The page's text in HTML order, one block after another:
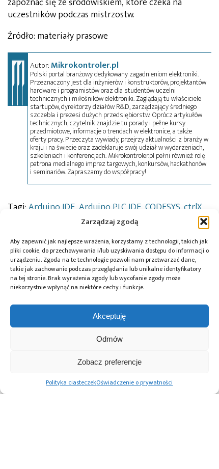
Zarządzaj zgodą
Aby zapewnić jak najlepsze wrażenia, korzystamy z technologii, takich jak
pliki cookie, do przechowywania i/lub uzyskiwania dostępu do informacji o
urządzeniu. Zgoda na te technologie pozwoli nam przetwarzać dane,
takie jak zachowanie podczas przeglądania lub unikalne identyfikatory
na tej stronie. Brak wyrażenia zgody lub wycofanie zgody może
niekorzystnie wpłynąć na niektóre cechy i funkcje.
Akceptuję
Odmów
Zobacz preferencje
Polityka ciasteczekOświadczenie o prywatności
uczestników podczas mistrzostw.
Źródło: materiały prasowe
Autor:Mikrokontroler.pl
Polski portal branżowy dedykowany zagadnieniom elektroniki.
Przeznaczony jest dla inżynierów i konstruktorów, projektantów
hardware i programistów oraz dla studentów uczelni
technicznych i miłośników elektroniki. Zaglądają tu właściciele
startupów, dyrektorzy działów R&D, zarządzający średniego
szczebla i prezesi dużych przedsiębiorstw. Oprócz artykułów
technicznych, czytelnik znajdzie tu porady i pełne kursy
przedmiotowe, informacje o trendach w elektronice, a także
oferty pracy. Przeczyta wywiady, przejrzy aktualności z branży w
kraju i na świecie oraz zadeklaruje swój udział w wydarzeniach,
szkoleniach i konferencjach. Mikrokontroler.pl pełni również rolę
patrona medialnego imprez targowych, konkursów, hackathonów
i seminariów. Zapraszamy do współpracy!
Tagi: Arduino IDE Arduino PLC IDE CODESYS ctrlX
Mistrzostwa Polski Programistów
PLCnext Engineer,Siemens LOGO! ,
WinProLadder
Przeczytaj również:
się Simuthon –
hackathon
modelowania
i symulacji dla
w obronności
podczas EUDIS
Hackathon
w Krakowskim